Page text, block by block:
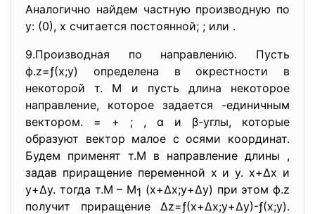
Аналогично найдем частную производную по
у: (0), х считается постоянной; ; или .
9.Производная по направлению. Пусть
ф.z=ƒ(х;у) определена в окрестности в
некоторой т. М и пусть длина некоторое
направление, которое задается -единичным
вектором. = + ; , α и β-углы, которые
образуют вектор малое с осями координат.
Будем применят т.М в направление длины ,
задав приращение переменной х и у. х+∆х и
у+∆у. тогда т.М – М1 (х+∆х;у+∆у) при этом ф.z
получит приращение ∆z=ƒ(х+∆х;у+∆у)-ƒ(х;у).